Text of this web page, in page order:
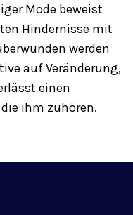
Mode beweist
Hindernisse mit
werden
auf Veränderung,
einen
ihm zuhören.